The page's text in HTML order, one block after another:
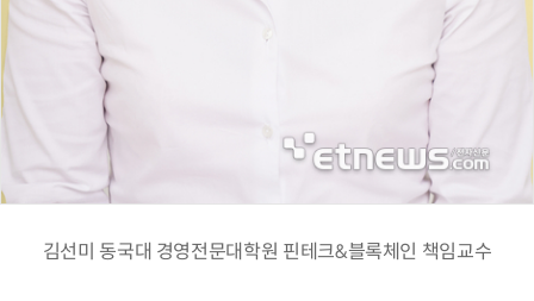
김선미 동국대 경영전문대학원 핀테크&블록체인 책임교수